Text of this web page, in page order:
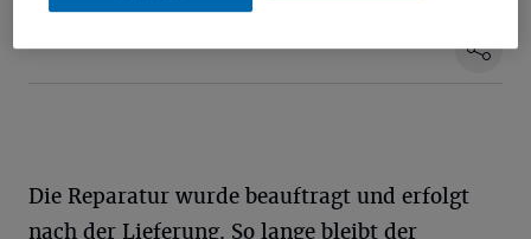
Die Reparatur wurde beauftragt und erfolgt
nach der Lieferung. So lange bleibt der